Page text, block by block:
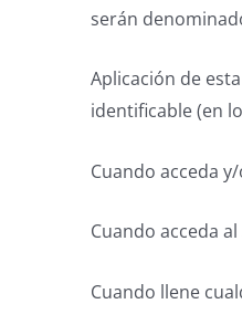
serán
Aplicación de
identificable (en
Cuando acceda
Cuando acceda
Cuando llene